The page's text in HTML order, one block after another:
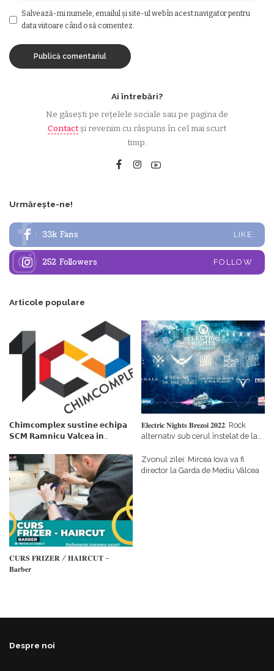
Salvează-mi numele, emailul și site-ul web în acest navigator pentru
data viitoare când o să comentez.
Ai întrebări?
Ne găsești pe rețelele sociale sau pe pagina de
Contactși revenim cu răspuns în cel mai scurt
timp.
Urmărește-ne!
33k Fans LIKE
252 Followers FOLLOW
Articole populare
𝗖𝗵𝗶𝗺𝗰𝗼𝗺𝗽𝗹𝗲𝘅 𝘀𝘂𝘀𝘁𝗶𝗻𝗲 𝗲𝗰𝗵𝗶𝗽𝗮
𝗦𝗖𝗠 𝗥𝗮𝗺𝗻𝗶𝗰𝘂 𝗩𝗮𝗹𝗰𝗲𝗮 𝗶𝗻
𝗳𝗶𝗻𝗮𝗻𝘁𝗮𝘁𝗼𝗿
𝐄𝐥𝐞𝐜𝐭𝐫𝐢𝐜 𝐍𝐢𝐠𝐡𝐭𝐬 𝐁𝐫𝐞𝐳𝐨𝐢 𝟐𝟎𝟐𝟐. Rock
alternativ sub cerul înstelat de la
𝐂𝐔𝐑𝐒 𝐅𝐑𝐈𝐙𝐄𝐑 / 𝐇𝐀𝐈𝐑𝐂𝐔𝐓 –
𝐁𝐚𝐫𝐛𝐞𝐫
Zvonul zilei: Mircea Iova va fi
director la Garda de Mediu Vâlcea
Despre noi